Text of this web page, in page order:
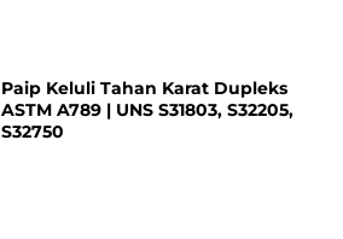
Paip Keluli Tahan Karat Dupleks
ASTM A789 | UNS S31803, S32205,
S32750